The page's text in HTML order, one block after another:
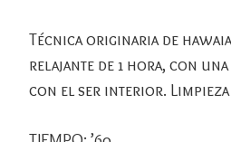
Técnica originaria de
relajante de 1 hora, con
con el ser interior.